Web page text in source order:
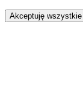
Akceptuję wszystkie